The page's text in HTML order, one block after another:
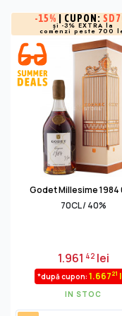
-15% | CUPON:
și -3% EXTRA la
comenzi peste 700
Godet Millesime 1984
70CL / 40%
1.961 42lei
*după cupon: 1.66721
IN STOC